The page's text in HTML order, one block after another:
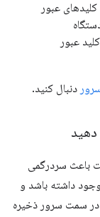
عبور
عبور
دنبال کنید.
باعث سردرگمی
وجود داشته باشد و
در سمت سرور ذخیره